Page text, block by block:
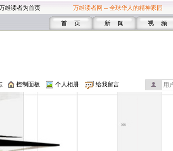
维读者为首页 万维读者网 -- 全球华人的精神家园
首 页 新 闻 视 频
控制面板 个人相册 给我留言